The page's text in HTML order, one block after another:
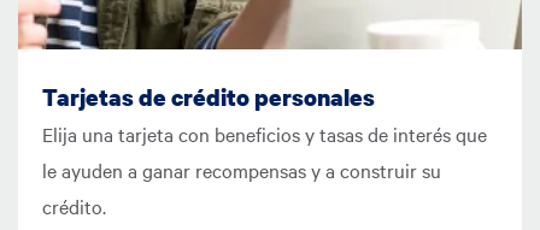
Tarjetas de crédito personales
Elija una tarjeta con beneficios y tasas de interés que
le ayuden a ganar recompensas y a construir su
crédito.